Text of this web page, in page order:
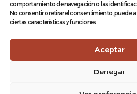
comportamiento de navegación o las
No consentir o retirar el consentimiento, puede
ciertas características y funciones.
Aceptar
Denegar